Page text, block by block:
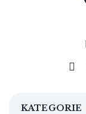
KATEGORIE